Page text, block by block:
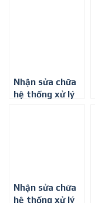
Nhận sửa chữa
hệ thống xử lý
Nhận sửa chữa
hệ thống xử lý